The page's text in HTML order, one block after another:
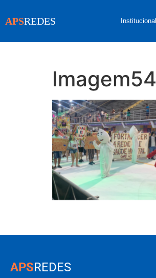
APSREDES Institucional
Imagem54
APSREDES